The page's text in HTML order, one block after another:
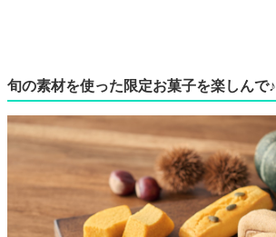
旬の素材を使った限定お菓子を楽しんで♪